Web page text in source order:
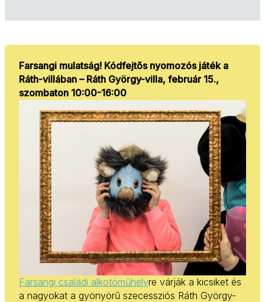
Farsangi mulatság! Kódfejtős nyomozós játék a
Ráth-villában – Ráth György-villa, február 15.,
szombaton 10:00-16:00
Farsangi családi alkotóműhelyre várják a kicsiket és
a nagyokat a gyönyörű szecessziós Ráth György-